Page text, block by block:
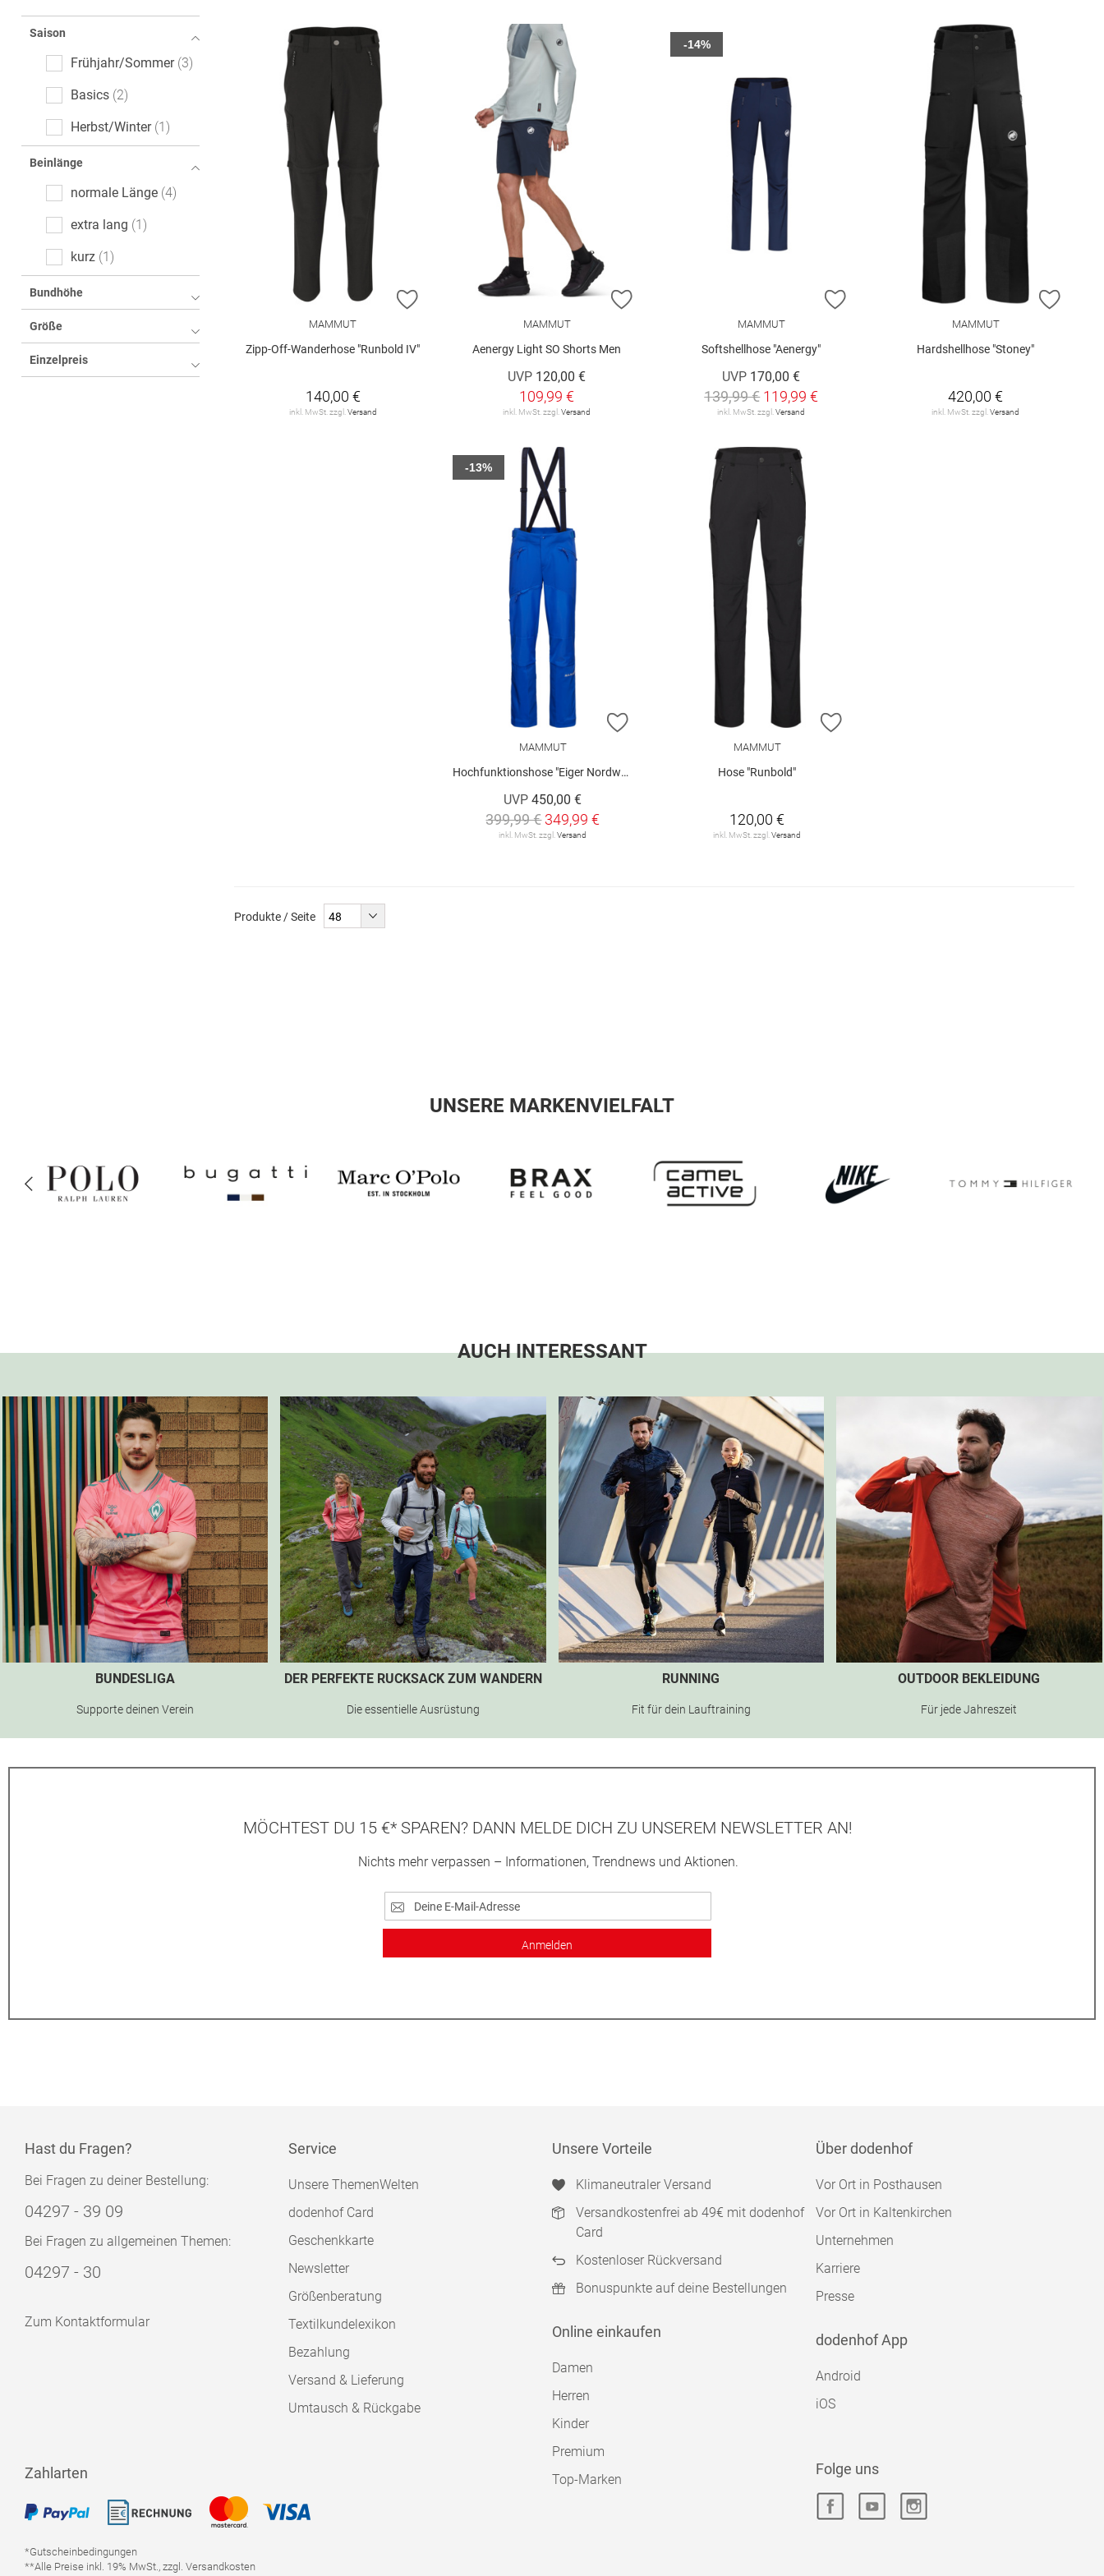
Saison
Frühjahr/Sommer 3
Basics 2
Herbst/Winter 1
Beinlänge
normale Länge 4
extra lang 1
kurz 1
Bundhöhe
Größe
Einzelpreis
ZUR WUNSCHLISTE HINZUFÜGEN
MAMMUT
Zipp-Off-Wanderhose "Runbold IV"
140,00 €
inkl. MwSt. zzgl. Versand
ZUR WUNSCHLISTE HINZUFÜGEN
MAMMUT
Aenergy Light SO Shorts Men
UVP 120,00 €
109,99 €
inkl. MwSt. zzgl.Versand
ZUR WUNSCHLISTE HINZUFÜGEN
MAMMUT
Softshellhose "Aenergy"
UVP 170,00 €
139,99 € 119,99 €
inkl. MwSt. zzgl.Versand
-14%
ZUR
MAMMUT
Hardshellhose "Stoney"
420,00 €
inkl. MwSt. zzgl.Versand
ZUR WUNSCHLISTE HINZUFÜGEN
MAMMUT
Hochfunktionshose "Eiger Nordwand"
UVP 450,00 €
399,99 € 349,99 €
inkl. MwSt. zzgl.Versand
-13%
MAMMUT
Hose "Runbold"
120,00 €
inkl. MwSt. zzgl.Versand
Produkte / Seite
UNSERE MARKENVIELFALT
AUCH INTERESSANT
BUNDESLIGA
Supporte deinen Verein
DER PERFEKTE RUCKSACK ZUM WANDERN
Die essentielle Ausrüstung
RUNNING
Fit für dein Lauftraining
OUTDOOR BEKLEIDUNG
Für jede Jahreszeit
MÖCHTEST DU 15 €* SPAREN? DANN MELDE DICH ZU UNSEREM NEWSLETTER AN!
Nichts mehr verpassen – Informationen, Trendnews und Aktionen.
Anmelden
Hast du Fragen?
Bei Fragen zu deiner Bestellung:
04297 - 39 09
Bei Fragen zu allgemeinen Themen:
04297 - 30
Zum Kontaktformular
Service
Unsere ThemenWelten
dodenhof Card
Geschenkkarte
Newsletter
Größenberatung
Textilkundelexikon
Bezahlung
Versand & Lieferung
Umtausch & Rückgabe
Unsere Vorteile
Klimaneutraler Versand
Versandkostenfrei ab 49€ mit dodenhof
Card
Kostenloser Rückversand
Bonuspunkte auf deine Bestellungen
Online einkaufen
Damen
Herren
Kinder
Premium
Top-Marken
Über dodenhof
Vor Ort in Posthausen
Vor Ort in Kaltenkirchen
Unternehmen
Karriere
Presse
dodenhof App
Android
iOS
Zahlarten
*Gutscheinbedingungen
**Alle Preise inkl. 19% MwSt., zzgl. Versandkosten
Folge uns